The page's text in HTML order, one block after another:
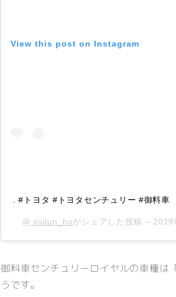
View this post on Instagram
. #トヨタ #トヨタセンチュリー #御料車
@ siulun_hoがシェアした投稿 – 2019
御料車センチュリーロイヤルの車種
うです。